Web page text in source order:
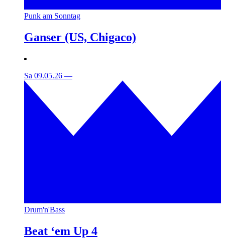
Punk am Sonntag
Ganser (US, Chigaco)
Sa 09.05.26 —
Drum'n'Bass
Beat ‘em Up 4